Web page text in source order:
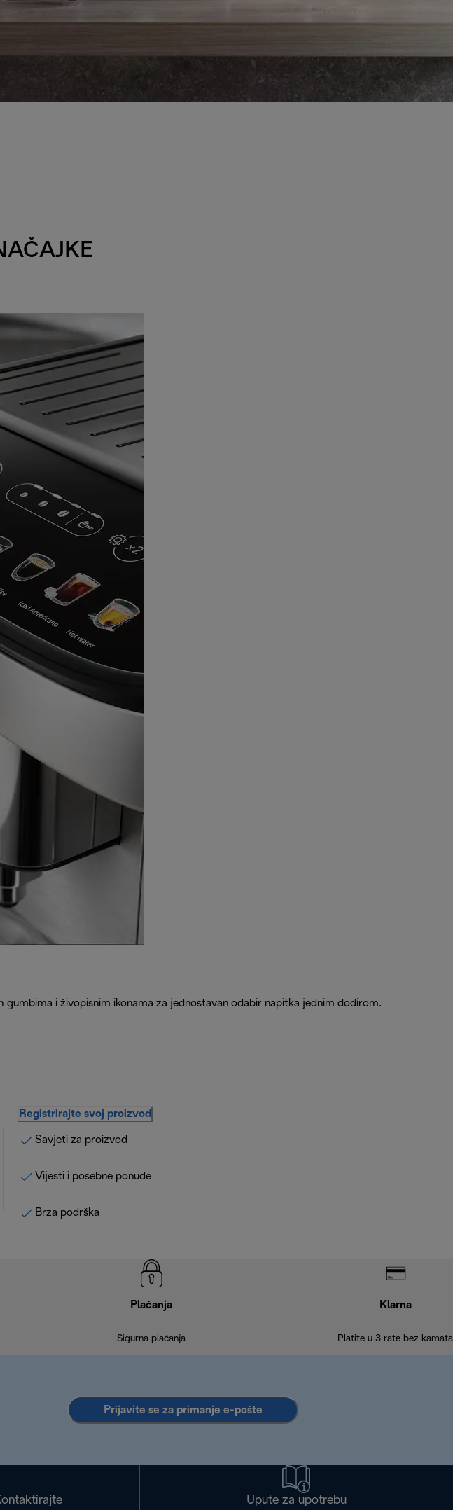
i živopisnim ikonama za jednostavan odabir napitka jednim dodirom.
Registrirajte svoj proizvod
Savjeti za proizvod
Vijesti i posebne ponude
Brza podrška
Plaćanja
Sigurna plaćanja
Klarna
Platite u 3 rate bez kamata
Prijavite se za primanje e-pošte
Upute za upotrebu